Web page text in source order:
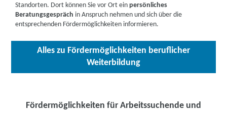
Moltke-Straße 1, 02708 LöbauPartner
weitere Informationen
Fortbildungsakademie der Wirtschaft (faw)
gemeinnützige Gesellschaft mbH | Am Roten Turm
1, 09496 Marienberg
Standorten. Dort können Sie vor Ort einpersönliches
Beratungsgespräch in Anspruch nehmen und sich über die
entsprechenden Fördermöglichkeiten informieren.
Alles zu Fördermöglichkeiten beruflicher
Weiterbildung
Fördermöglichkeiten für Arbeitssuchende und